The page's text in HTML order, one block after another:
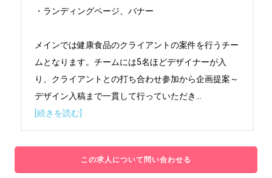
・ランディングページ、バナー
メインでは健康食品のクライアントの案件を行うチー
ムとなります。チームには5名ほどデザイナーが入
り、クライアントとの打ち合わせ参加から企画提案～
デザイン入稿まで一貫して行っていただき
[続きを読む]
この求人について問い合わせる